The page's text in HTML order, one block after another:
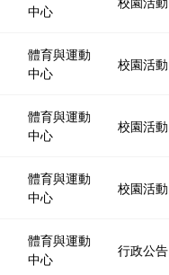
中心
體育與運動
中心
校園活動
體育與運動
中心
校園活動
體育與運動
中心
校園活動
體育與運動
中心
行政公告